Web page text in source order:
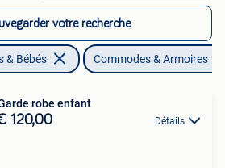
votre recherche
& Bébés Commodes & Armoires
robe enfant
120,00 Détails